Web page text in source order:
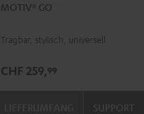
GO
Green
GO
Black
GO
WhiteBlue
MOTIV® GO
Tragbar, stylisch, universell
CHF 259,99
SUPPORT